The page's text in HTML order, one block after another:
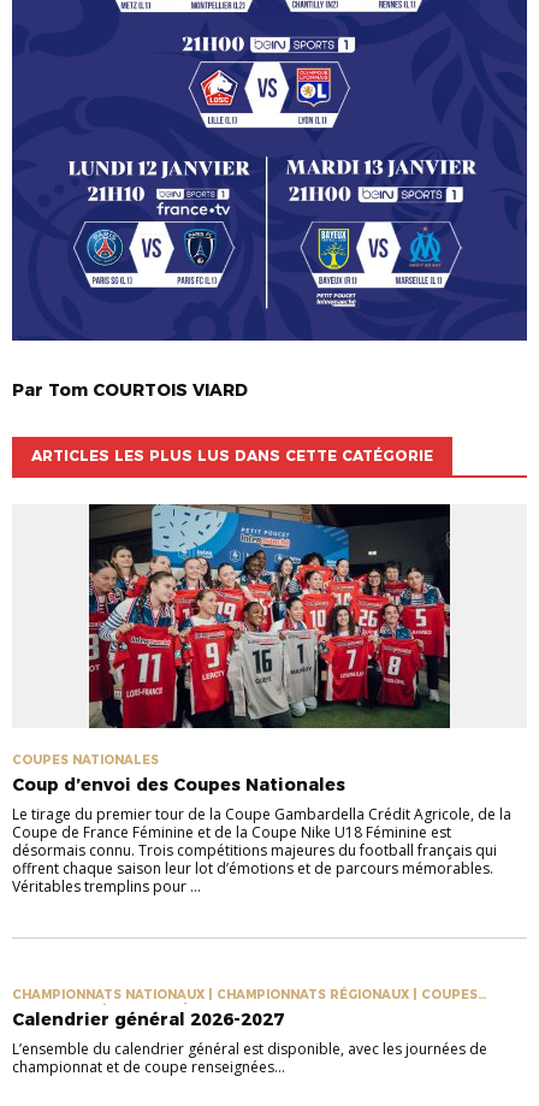
Par Tom COURTOIS VIARD
ARTICLES LES PLUS LUS DANS CETTE CATÉGORIE
COUPES NATIONALES
Coup d’envoi des Coupes Nationales
Le tirage du premier tour de la Coupe Gambardella Crédit Agricole, de la
Coupe de France Féminine et de la Coupe Nike U18 Féminine est
désormais connu. Trois compétitions majeures du football français qui
offrent chaque saison leur lot d’émotions et de parcours mémorables.
Véritables tremplins pour ...
CHAMPIONNATS NATIONAUX | CHAMPIONNATS RÉGIONAUX | COUPES
NATIONALES | COUPES RÉGIONALES
Calendrier général 2026-2027
L’ensemble du calendrier général est disponible, avec les journées de
championnat et de coupe renseignées...